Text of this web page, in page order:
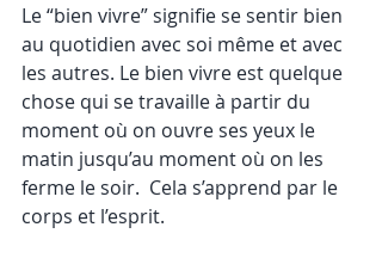
Le “bien vivre” signifie se sentir bien
au quotidien avec soi même et avec
les autres. Le bien vivre est quelque
chose qui se travaille à partir du
moment où on ouvre ses yeux le
matin jusqu’au moment où on les
ferme le soir.  Cela s’apprend par le
corps et l’esprit.